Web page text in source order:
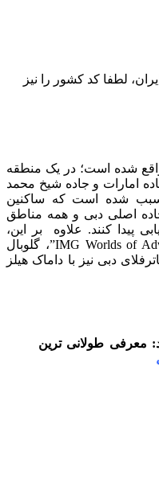
لطفا کد کشور را نیز
شده است؛ در یک منطقه
امارات و جاده شیخ محمد
سبب شده است که ساکنین
اصلی دبی و همه مناطق
پیدا کنند. علاوه بر این،
مجتمع هایی مانند شهربازی “IMG Worlds of Adventure”، گلوبال
دبی نیز با داماک هیلز
معرفی طولانی ترین